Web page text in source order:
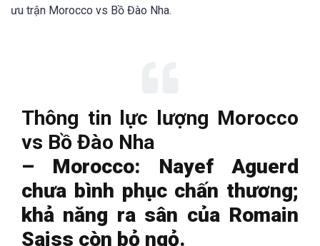
ưu trận Morocco vs Bồ Đào Nha.
Thông tin lực lượng Morocco
vs Bồ Đào Nha
– Morocco: Nayef Aguerd
chưa bình phục chấn thương;
khả năng ra sân của Romain
Saiss còn bỏ ngỏ.